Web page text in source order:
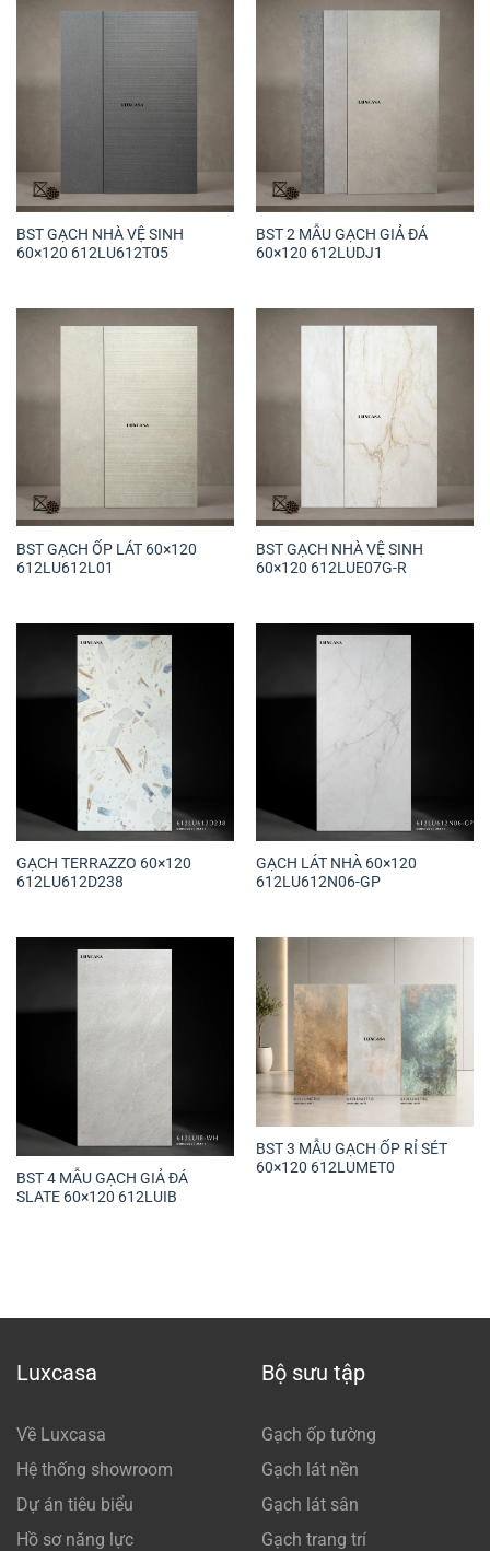
BST GẠCH NHÀ VỆ SINH
60×120 612LU612T05
BST 2 MẪU GẠCH GIẢ ĐÁ
60×120 612LUDJ1
BST GẠCH ỐP LÁT 60×120
612LU612L01
BST GẠCH NHÀ VỆ SINH
60×120 612LUE07G-R
GẠCH TERRAZZO 60×120
612LU612D238
GẠCH LÁT NHÀ 60×120
612LU612N06-GP
BST 4 MẪU GẠCH GIẢ ĐÁ
SLATE 60×120 612LUIB
BST 3 MẪU GẠCH ỐP RỈ SÉT
60×120 612LUMET0
Luxcasa
Về Luxcasa
Hệ thống showroom
Dự án tiêu biểu
Hồ sơ năng lực
Bộ sưu tập
Gạch ốp tường
Gạch lát nền
Gạch lát sân
Gạch trang trí